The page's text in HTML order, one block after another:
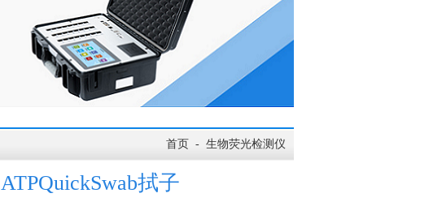
首页 - 生物荧光检测仪
ATPQuickSwab拭子